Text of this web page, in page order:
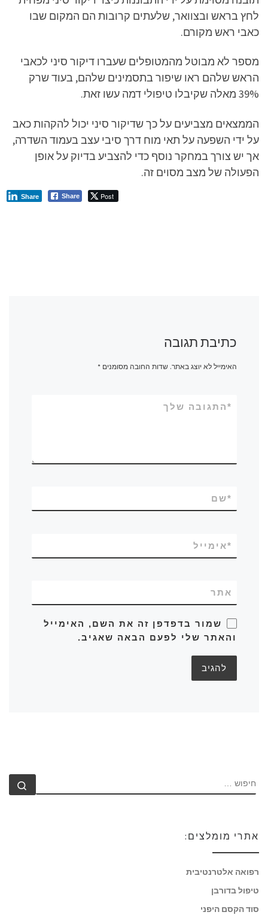
לחץ בראש ובצוואר, שלעתים קרובות הם המקום שבו
כאבי ראש מקורם.
מספר לא מבוטל מהמטופלים שעברו דיקור סיני לכאבי
הראש שלהם ראו שיפור בתסמינים שלהם, בעוד שרק
39% מאלה שקיבלו טיפולי דמה עשו זאת.
הממצאים מצביעים על כך שדיקור סיני יכול להקהות כאב
על ידי השפעה על תאי מוח דרך סיבי עצב בעמוד השדרה,
אך יש צורך במחקר נוסף כדי להצביע בדיוק על אופן
הפעולה של מצב מסוים זה.
Share Post
Share
כתיבת תגובה
האימייל לא יוצג באתר. שדות החובה מסומנים*
התגובה שלך*
שם*
אימייל*
אתר
שמור בדפדפן זה את השם, האימייל
והאתר שלי לפעם הבאה שאגיב.
חיפוש
אתרי מומלצים:
רפואה אלטרנטיבית
טיפול בדורבן
סוד הקסם היפני